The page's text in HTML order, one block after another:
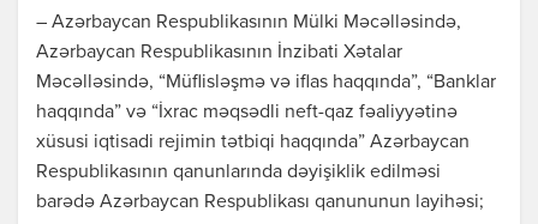
– Azərbaycan Respublikasının Mülki Məcəlləsində,
Azərbaycan Respublikasının İnzibati Xətalar
Məcəlləsində, “Müflisləşmə və iflas haqqında”, “Banklar
haqqında” və “İxrac məqsədli neft-qaz fəaliyyətinə
xüsusi iqtisadi rejimin tətbiqi haqqında” Azərbaycan
Respublikasının qanunlarında dəyişiklik edilməsi
barədə Azərbaycan Respublikası qanununun layihəsi;